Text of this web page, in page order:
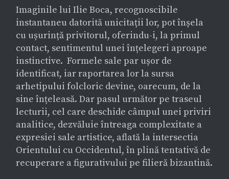
Imaginile lui Ilie Boca, recognoscibile
instantaneu datorită unicitații lor, pot înșela
cu ușurință privitorul, oferindu-i, la primul
contact, sentimentul unei înțelegeri aproape
instinctive. Formele sale par ușor de
identificat, iar raportarea lor la sursa
arhetipului folcloric devine, oarecum, de la
sine înțeleasă. Dar pasul următor pe traseul
lecturii, cel care deschide câmpul unei priviri
analitice, dezvăluie întreaga complexitate a
expresiei sale artistice, aflată la intersectia
Orientului cu Occidentul, în plină tentativă de
recuperare a figurativului pe filieră bizantină.